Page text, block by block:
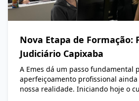
Nova Etapa de Formação:
Judiciário Capixaba
A Emes dá um passo fundamental
aperfeiçoamento profissional
nossa realidade. Iniciando hoje o curso Formação de